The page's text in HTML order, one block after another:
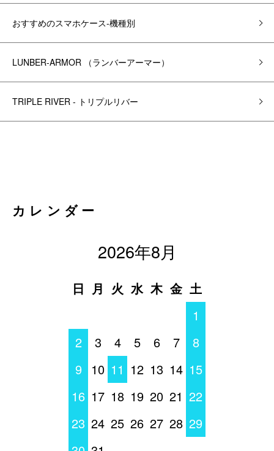
おすすめのスマホケース-機種別
LUNBER-ARMOR （ランバーアーマー）
TRIPLE RIVER - トリプルリバー
カレンダー
2026年8月
日 月 火 水 木 金 土
1
2
3 4 5 6 7
8
9
10 11 12 13 14 15
16 17 18 19 20 21 22
23 24 25 26 27 28 29